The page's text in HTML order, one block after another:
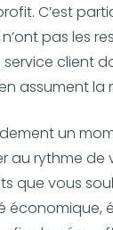
C’est
pas les
client
assument la
un
au rythme
que vous
économique,